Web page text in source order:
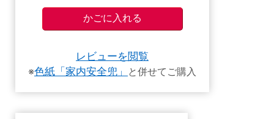
レビューを閲覧
※色紙「家内安全兜」 と併せてご購入